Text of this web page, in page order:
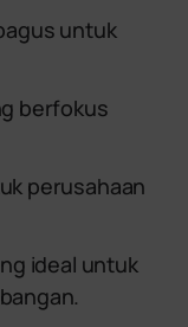
untuk
berfokus
perusahaan
ideal untuk